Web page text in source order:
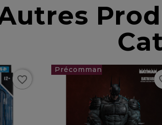
favorite
favorite_border